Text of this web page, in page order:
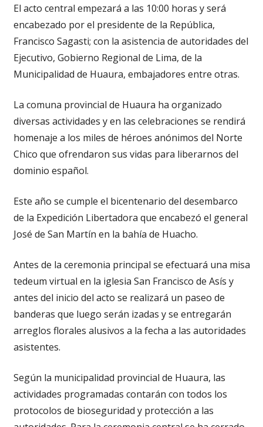
El acto central empezará a las 10:00 horas y será
encabezado por el presidente de la República,
Francisco Sagasti; con la asistencia de autoridades del
Ejecutivo, Gobierno Regional de Lima, de la
Municipalidad de Huaura, embajadores entre otras.
La comuna provincial de Huaura ha organizado
diversas actividades y en las celebraciones se rendirá
homenaje a los miles de héroes anónimos del Norte
Chico que ofrendaron sus vidas para liberarnos del
dominio español.
Este año se cumple el bicentenario del desembarco
de la Expedición Libertadora que encabezó el general
José de San Martín en la bahía de Huacho.
Antes de la ceremonia principal se efectuará una misa
tedeum virtual en la iglesia San Francisco de Asís y
antes del inicio del acto se realizará un paseo de
banderas que luego serán izadas y se entregarán
arreglos florales alusivos a la fecha a las autoridades
asistentes.
Según la municipalidad provincial de Huaura, las
actividades programadas contarán con todos los
protocolos de bioseguridad y protección a las